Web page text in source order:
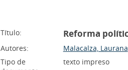
Título: Reforma
Autores:
Malacalza, Laurana
Tipo de
texto impreso